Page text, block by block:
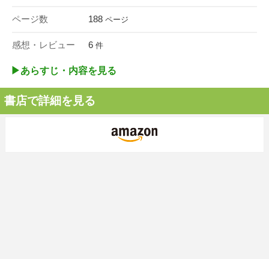
ページ数 188 ページ
感想・レビュー 6 件
▶︎あらすじ・内容を見る
書店で詳細を見る